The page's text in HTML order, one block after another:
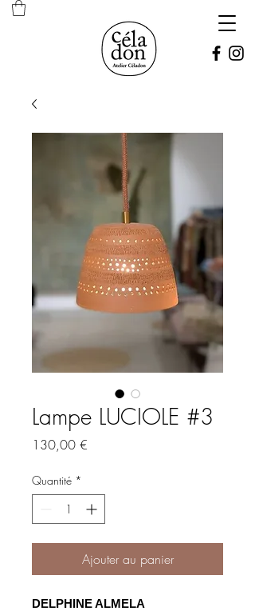
Lampe LUCIOLE #3
130,00 €
Quantité *
Ajouter au panier
DELPHINE ALMELA